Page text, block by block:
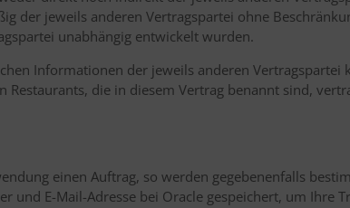
der jeweils anderen Vertragspartei ohne
unabhängig entwickelt wurden.
Informationen der jeweils anderen Vertragspartei
die in diesem Vertrag benannt sind,
einen Auftrag, so werden gegebenenfalls
und E-Mail-Adresse bei Oracle gespeichert, um Ihre